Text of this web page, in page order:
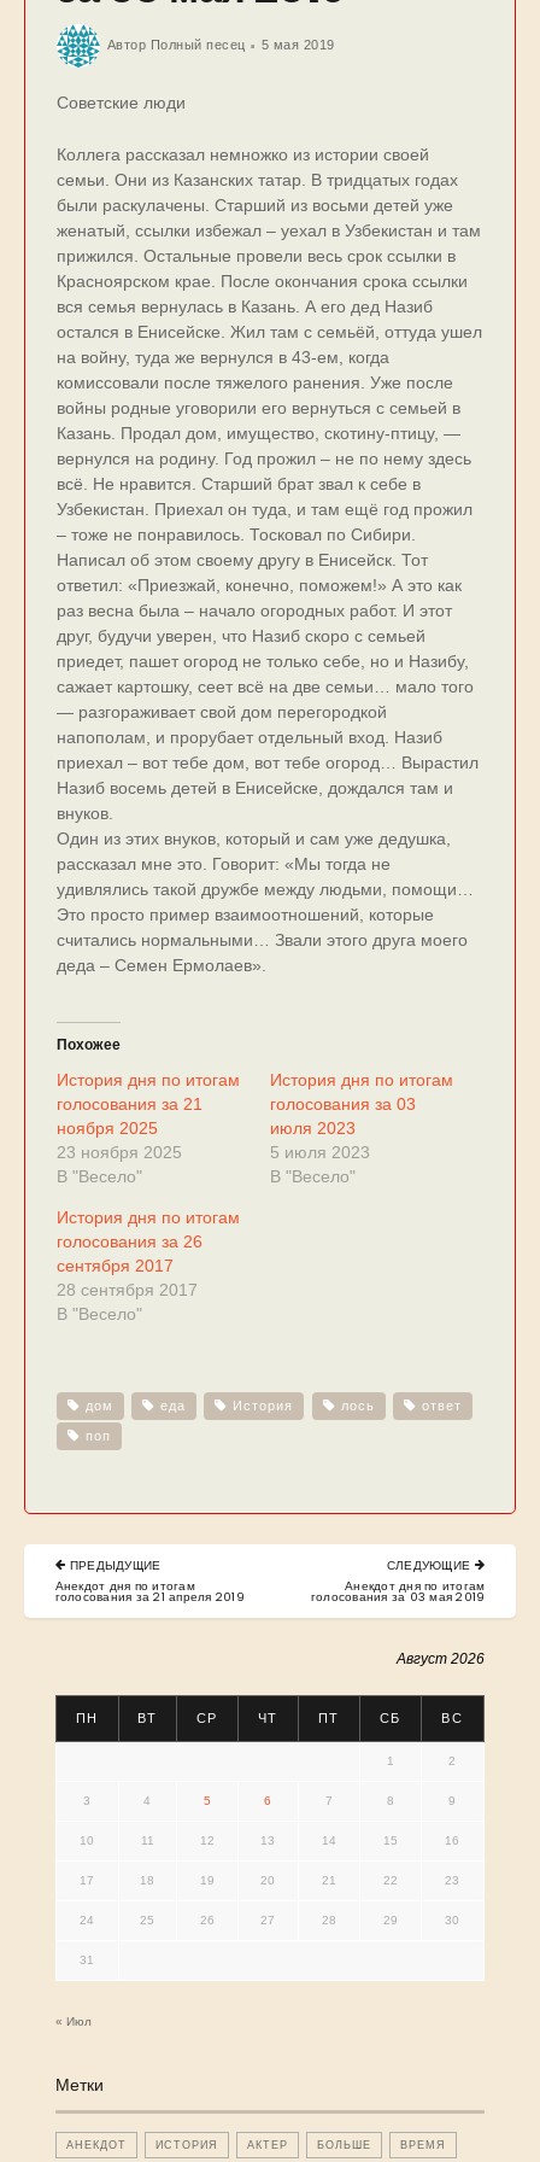
Автор Полный песец 5 мая 2019
Советские люди
Коллега рассказал немножко из истории своей
семьи. Они из Казанских татар. В тридцатых годах
были раскулачены. Старший из восьми детей уже
женатый, ссылки избежал – уехал в Узбекистан и там
прижился. Остальные провели весь срок ссылки в
Красноярском крае. После окончания срока ссылки
вся семья вернулась в Казань. А его дед Назиб
остался в Енисейске. Жил там с семьёй, оттуда ушел
на войну, туда же вернулся в 43-ем, когда
комиссовали после тяжелого ранения. Уже после
войны родные уговорили его вернуться с семьей в
Казань. Продал дом, имущество, скотину-птицу, —
вернулся на родину. Год прожил – не по нему здесь
всё. Не нравится. Старший брат звал к себе в
Узбекистан. Приехал он туда, и там ещё год прожил
– тоже не понравилось. Тосковал по Сибири.
Написал об этом своему другу в Енисейск. Тот
ответил: «Приезжай, конечно, поможем!» А это как
раз весна была – начало огородных работ. И этот
друг, будучи уверен, что Назиб скоро с семьей
приедет, пашет огород не только себе, но и Назибу,
сажает картошку, сеет всё на две семьи… мало того
— разгораживает свой дом перегородкой
напополам, и прорубает отдельный вход. Назиб
приехал – вот тебе дом, вот тебе огород… Вырастил
Назиб восемь детей в Енисейске, дождался там и
внуков.
Один из этих внуков, который и сам уже дедушка,
рассказал мне это. Говорит: «Мы тогда не
удивлялись такой дружбе между людьми, помощи…
Это просто пример взаимоотношений, которые
считались нормальными… Звали этого друга моего
деда – Семен Ермолаев».
Похожее
История дня по итогам
голосования за 21
ноября 2025
23 ноября 2025
В "Весело"
История дня по итогам
голосования за 03
июля 2023
5 июля 2023
В "Весело"
История дня по итогам
голосования за 26
сентября 2017
28 сентября 2017
В "Весело"
дом еда История лось ответ
поп
Навигация
записям
ПРЕДЫДУЩИЕ
PREVIOUS
POST:
Анекдот дня по итогам
голосования за 21 апреля 2019
СЛЕДУЮЩИЕ
Анекдот дня по итогам
голосования за 03 мая 2019
Август 2026
ПН ВТ СР ЧТ ПТ СБ ВС
1 2
3 4 5 6 7 8 9
10 11 12 13 14 15 16
17 18 19 20 21 22 23
24 25 26 27 28 29 30
31
« Июл
Метки
АНЕКДОТ ИСТОРИЯ АКТЕР БОЛЬШЕ ВРЕМЯ